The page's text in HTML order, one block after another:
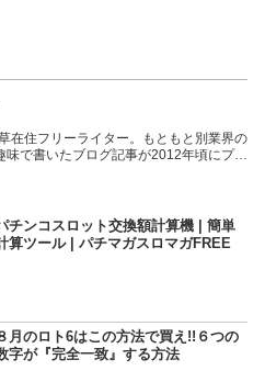
在住フリーライター。もともと別業界の
味で書いたブログ記事が2012年頃にプチ
記事の内容もそっち方面が多め。
チンコスロット交換額計算機 | 簡単
算ツール | パチマガスロマガFREE
月のロト6はこの方法で買え!!６つの
字が『完全一致』する方法